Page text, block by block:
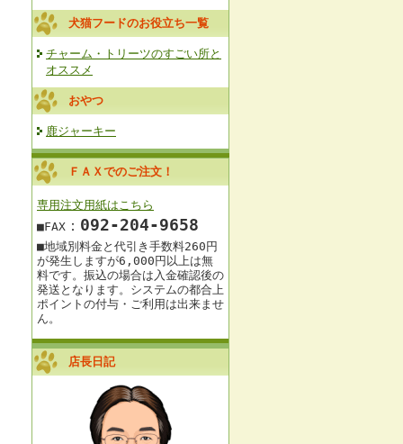
犬猫フードのお役立ち一覧
チャーム・トリーツのすごい所と
オススメ
おやつ
鹿ジャーキー
ＦＡＸでのご注文！
専用注文用紙はこちら
■FAX ： 092‐204-9658
■地域別料金と 代引き手数料260円
が発生しますが6,000円以上は無
料です。 振込の場合は入金確認後の
発送となります。 システムの都合上
ポイントの付与・ご利用は出来ませ
ん。
店長日記